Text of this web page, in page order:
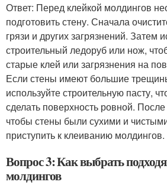
Ответ: Перед клейкой молдингов
подготовить стену. Сначала
грязи и других загрязнений. Затем
строительный ледоруб или нож,
старые клей или загрязнения на
Если стены имеют большие
используйте строительную пасту,
сделать поверхность ровной. После
чтобы стены были сухими и
приступить к клеиванию молдингов.
Вопрос 3: Как выбрать
молдингов